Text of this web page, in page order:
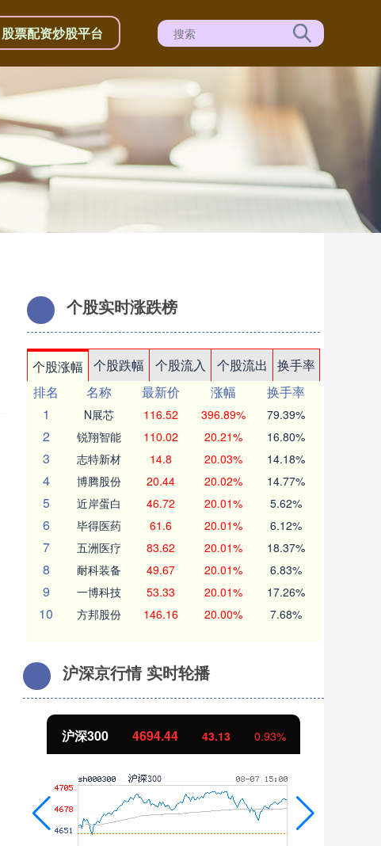
股票配资炒股平台
个股实时涨跌榜
个股涨幅 个股跌幅 个股流入 个股流出
换手率
排名
名称 最新价 涨幅
换手率
1
N展芯 116.52 396.89% 79.39%
2 锐翔智能 110.02 20.21% 16.80%
3 志特新材 14.8 20.03% 14.18%
4 博腾股份 20.44 20.02% 14.77%
5 近岸蛋白 46.72 20.01% 5.62%
6 毕得医药 61.6 20.01% 6.12%
7 五洲医疗 83.62 20.01% 18.37%
8 耐科装备 49.67 20.01% 6.83%
9 一博科技 53.33 20.01% 17.26%
10 方邦股份 146.16 20.00% 7.68%
沪深京行情 实时轮播
43.13 0.93% 北证50